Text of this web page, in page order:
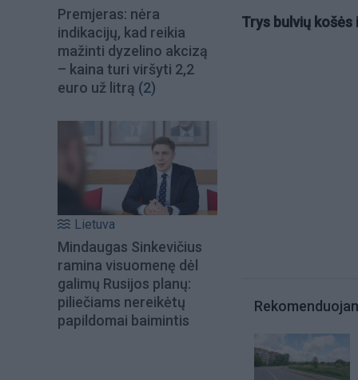
Premjeras: nėra
indikacijų, kad reikia
mažinti dyzelino akcizą
– kaina turi viršyti 2,2
euro už litrą (2)
Lietuva
Mindaugas Sinkevičius
ramina visuomenę dėl
galimų Rusijos planų:
piliečiams nereikėtų
papildomai baimintis
Trys bulvių košės